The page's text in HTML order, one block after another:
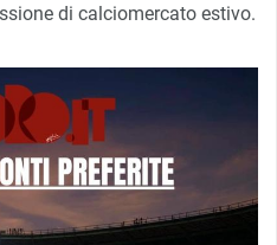
di calciomercato estivo.